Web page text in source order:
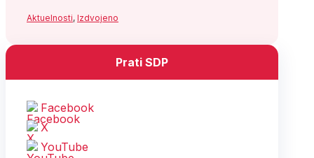
Aktuelnosti, Izdvojeno
Prati SDP
Facebook
X
YouTube